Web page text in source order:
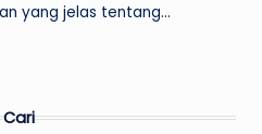
yang jelas tentang…
Cari